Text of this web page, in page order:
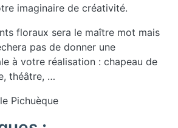
imaginaire de créativité.
floraux sera le maître mot mais
pas de donner une
à votre réalisation : chapeau de
théâtre, …
Pichuèque